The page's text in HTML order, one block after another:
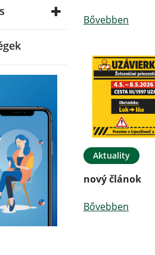
Bővebben
Aktuality
nový článok
Bővebben